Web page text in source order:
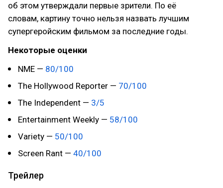
об этом утверждали первые зрители. По её
словам, картину точно нельзя назвать лучшим
супергеройским фильмом за последние годы.
Некоторые оценки
NME — 80/100
The Hollywood Reporter — 70/100
The Independent — 3/5
Entertainment Weekly — 58/100
Variety — 50/100
Screen Rant — 40/100
Трейлер